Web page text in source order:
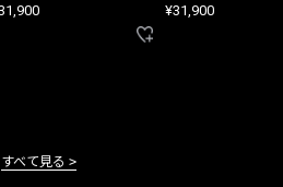
¥31,900
すべて見る